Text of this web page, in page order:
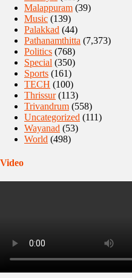
Malappuram (39)
Music (139)
Palakkad (44)
Pathanamthitta (7,373)
Politics (768)
Special (350)
Sports (161)
TECH (100)
Thrissur(113)
Trivandrum (558)
Uncategorized (111)
Wayanad (53)
World (498)
Video